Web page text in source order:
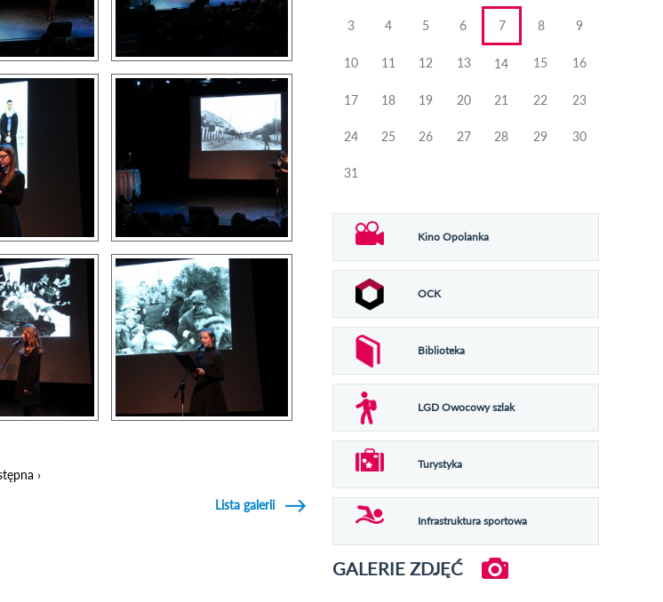
›
Lista galerii
3 4 5 6 7 8 9
10 11 12 13 14 15 16
17 18 19 20 21 22 23
24 25 26 27 28 29 30
31
Kino Opolanka
OCK
Biblioteka
LGD Owocowy szlak
Turystyka
Infrastruktura sportowa
GALERIE ZDJĘĆ